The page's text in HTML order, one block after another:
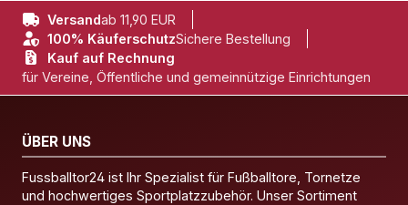
Versandab 11,90 EUR
100% KäuferschutzSichere Bestellung
Kauf auf Rechnung
für Vereine, Öffentliche und gemeinnützige Einrichtungen
ÜBER UNS
Fussballtor24 ist Ihr Spezialist für Fußballtore, Tornetze
und hochwertiges Sportplatzzubehör. Unser Sortiment